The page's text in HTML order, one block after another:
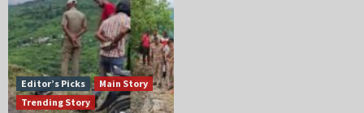
Editor’s Picks
Main Story
Trending Story